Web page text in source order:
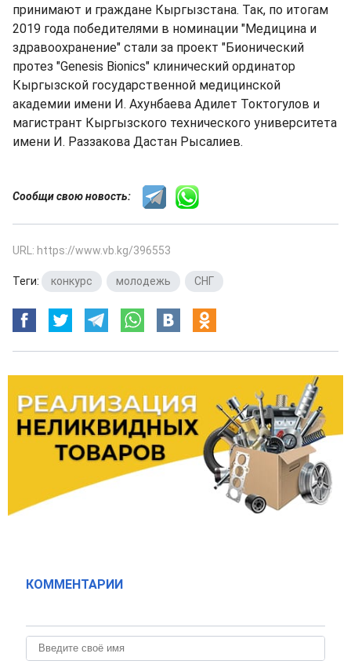
принимают и граждане Кыргызстана. Так, по итогам
2019 года победителями в номинации "Медицина и
здравоохранение" стали за проект "Бионический
протез "Genesis Bionics" клинический ординатор
Кыргызской государственной медицинской
академии имени И. Ахунбаева Адилет Токтогулов и
магистрант Кыргызского технического университета
имени И. Раззакова Дастан Рысалиев.
Сообщи свою новость:
URL: https://www.vb.kg/396553
Теги: конкурс молодежь СНГ
КОММЕНТАРИИ